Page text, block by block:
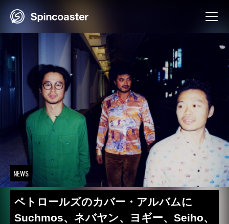
NEWS
ペトロールズのカバー・アルバムに
Suchmos、ネバヤン、ヨギー、Seiho、